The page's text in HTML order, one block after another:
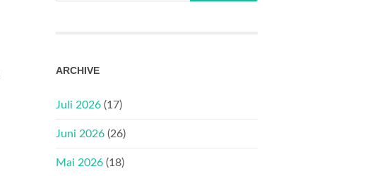
ARCHIVE
Juli 2026 (17)
Juni 2026 (26)
Mai 2026 (18)